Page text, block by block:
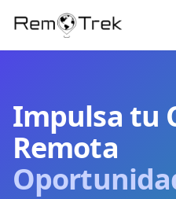
Impulsa tu
Remota